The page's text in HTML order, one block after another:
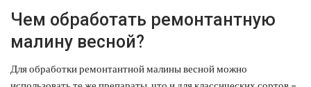
Чем обработать ремонтантную
малину весной?
Для обработки ремонтантной малины весной можно